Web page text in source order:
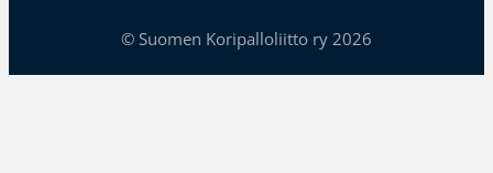
© Suomen Koripalloliitto ry 2026